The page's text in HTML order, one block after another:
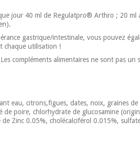
jour 40 ml de Regulatpro® Arthro ; 20
gastrique/intestinale, vous pouvez
chaque utilisation !
compléments alimentaires ne sont pas
eau, citrons,figues, dates, noix, graines
poire, chlorhydrate de glucosamine
Zinc 0.05%, cholécalciférol 0.015%,